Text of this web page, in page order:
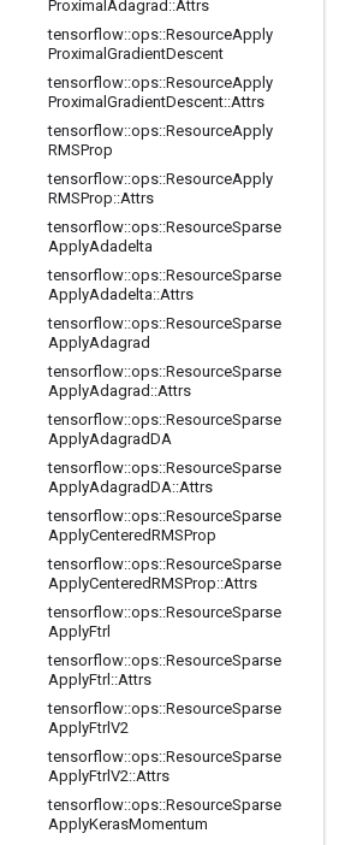
Proximal Adagrad ::Attrs
tensorflow::ops::ResourceApply
Proximal GradientDescent
tensorflow::ops::ResourceApply
Proximal GradientDescent::Attrs
tensorflow::ops::ResourceApply
RMSProp
tensorflow::ops::ResourceApply
RMSProp::Attrs
tensorflow::ops::ResourceSparse
ApplyAdadelta
tensorflow::ops::ResourceSparse
ApplyAdadelta::Attrs
tensorflow::ops::ResourceSparse
ApplyAdagrad
tensorflow::ops::ResourceSparse
ApplyAdagrad ::Attrs
tensorflow::ops::ResourceSparse
ApplyAdagradDA
tensorflow::ops::ResourceSparse
ApplyAdagradDA::Attrs
tensorflow::ops::ResourceSparse
ApplyCenteredRMSProp
tensorflow::ops::ResourceSparse
ApplyCenteredRMSProp::Attrs
tensorflow::ops::ResourceSparse
ApplyFtrl
tensorflow::ops::ResourceSparse
ApplyFtrl ::Attrs
tensorflow::ops::ResourceSparse
ApplyFtrlV2
tensorflow::ops::ResourceSparse
ApplyFtrlV2::Attrs
tensorflow::ops::ResourceSparse
ApplyKerasMomentum